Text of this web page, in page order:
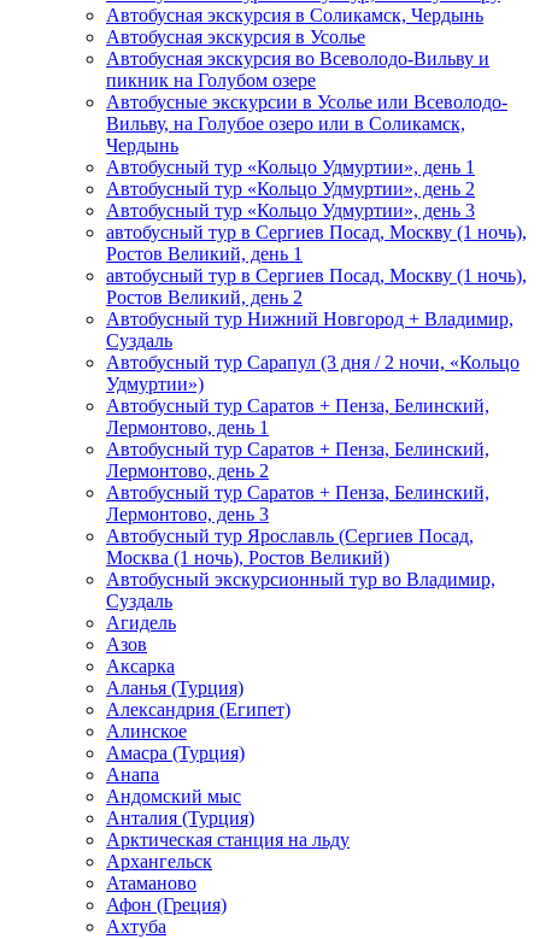
Автобусная экскурсия в Соликамск, Чердынь
Автобусная экскурсия в Усолье
Автобусная экскурсия во Всеволодо-Вильву и
пикник на Голубом озере
Автобусные экскурсии в Усолье или Всеволодо-
Вильву, на Голубое озеро или в Соликамск,
Чердынь
Автобусный тур «Кольцо Удмуртии», день 1
Автобусный тур «Кольцо Удмуртии», день 2
Автобусный тур «Кольцо Удмуртии», день 3
автобусный тур в Сергиев Посад, Москву (1 ночь),
Ростов Великий, день 1
автобусный тур в Сергиев Посад, Москву (1 ночь),
Ростов Великий, день 2
Автобусный тур Нижний Новгород + Владимир,
Суздаль
Автобусный тур Сарапул (3 дня / 2 ночи, «Кольцо
Удмуртии»)
Автобусный тур Саратов + Пенза, Белинский,
Лермонтово, день 1
Автобусный тур Саратов + Пенза, Белинский,
Лермонтово, день 2
Автобусный тур Саратов + Пенза, Белинский,
Лермонтово, день 3
Автобусный тур Ярославль (Сергиев Посад,
Москва (1 ночь), Ростов Великий)
Автобусный экскурсионный тур во Владимир,
Суздаль
Агидель
Азов
Аксарка
Аланья (Турция)
Александрия (Египет)
Алинское
Амасра (Турция)
Анапа
Андомский мыс
Анталия (Турция)
Арктическая станция на льду
Архангельск
Атаманово
Афон (Греция)
Ахтуба